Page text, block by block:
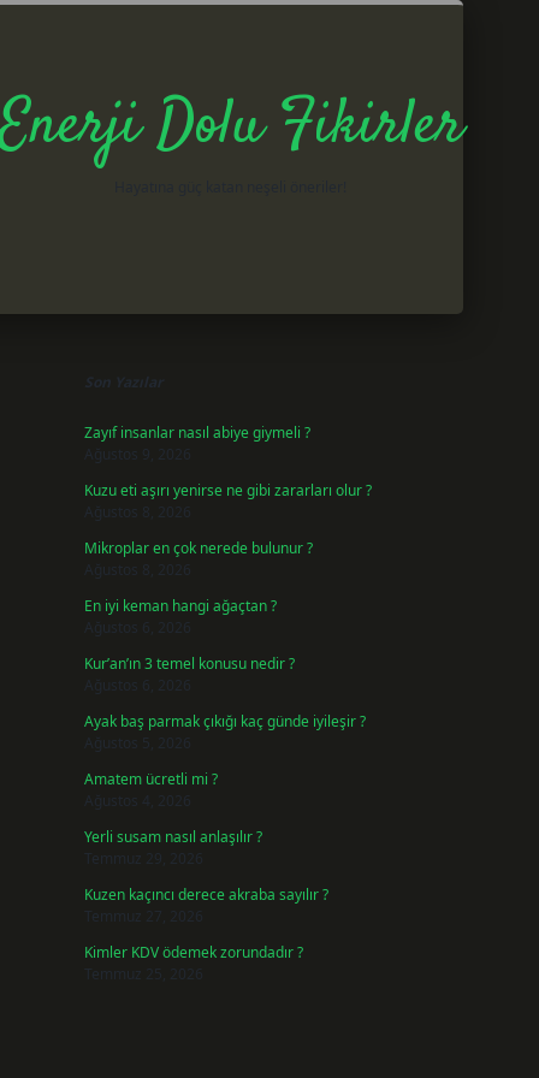
Dolu Fikirler
Son Yazılar
Zayıf insanlar nasıl abiye giymeli ?
Ağustos 9, 2026
Kuzu eti aşırı yenirse ne gibi zararları olur ?
Ağustos 8, 2026
Mikroplar en çok nerede bulunur ?
Ağustos 8, 2026
En iyi keman hangi ağaçtan ?
Ağustos 6, 2026
Kur’an’ın 3 temel konusu nedir ?
Ağustos 6, 2026
Ayak baş parmak çıkığı kaç günde iyileşir ?
Ağustos 5, 2026
Amatem ücretli mi ?
Ağustos 4, 2026
Yerli susam nasıl anlaşılır ?
Temmuz 29, 2026
Kuzen kaçıncı derece akraba sayılır ?
Temmuz 27, 2026
Kimler KDV ödemek zorundadır ?
Temmuz 25, 2026